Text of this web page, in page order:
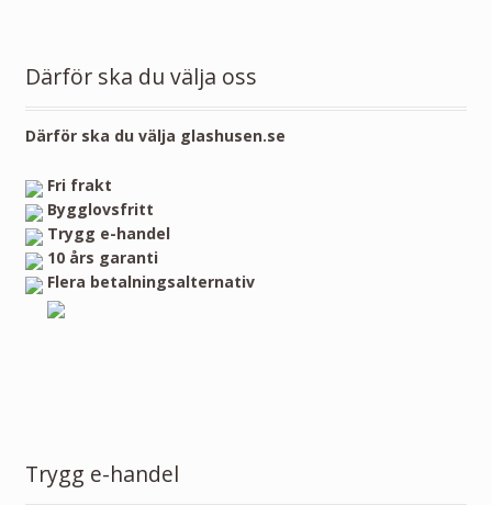
Därför ska du välja oss
Därför ska du välja glashusen.se
Fri frakt
Bygglovsfritt
Trygg e-handel
10 års garanti
Flera betalningsalternativ
Trygg e-handel